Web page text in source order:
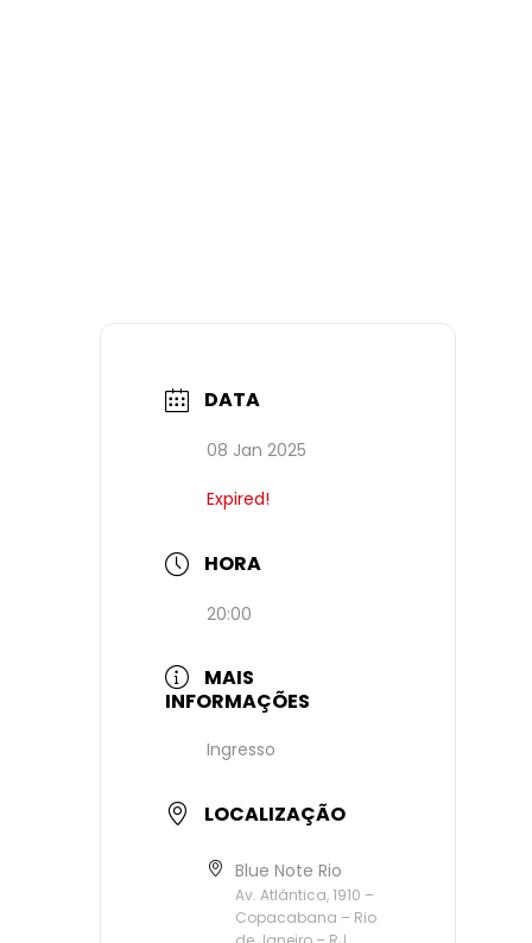
DATA
08 Jan 2025
Expired!
HORA
20:00
MAIS
INFORMAÇÕES
Ingresso
LOCALIZAÇÃO
Blue Note Rio
Av. Atlântica, 1910 –
Copacabana – Rio